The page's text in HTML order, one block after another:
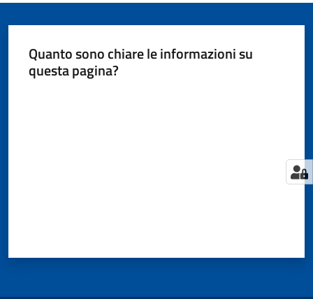
Quanto sono chiare le informazioni su
questa pagina?